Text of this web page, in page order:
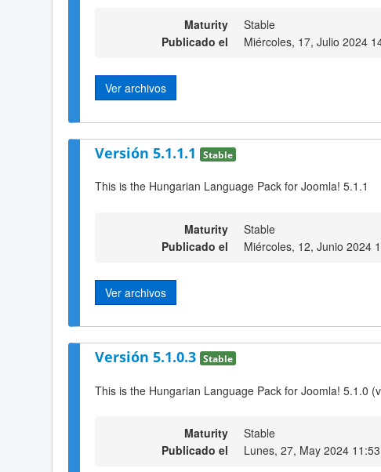
Maturity
Stable
Publicado el
Miércoles, 17, Julio 2024
Ver archivos
Versión 5.1.1.1 Stable
This is the Hungarian Language Pack for Joomla! 5.1.1
Maturity
Stable
Publicado el
Miércoles, 12, Junio 2024
Ver archivos
Versión 5.1.0.3 Stable
This is the Hungarian Language Pack for Joomla! 5.1.0
Maturity
Stable
Publicado el
Lunes, 27, May 2024 11:53